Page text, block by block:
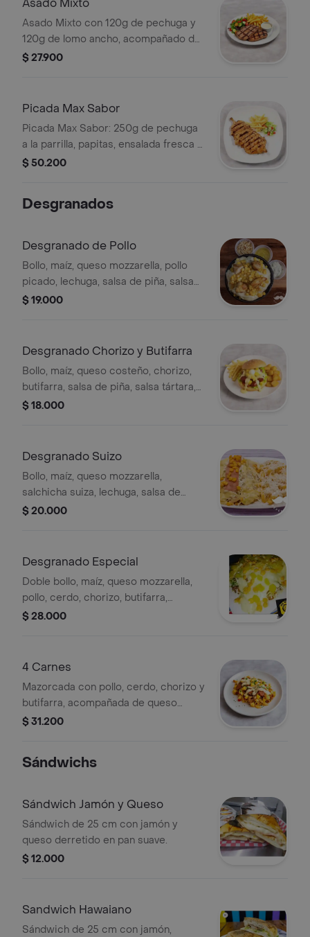
Asado Mixto
Asado Mixto con 120g de pechuga y
120g de lomo ancho, acompañado de
papas fritas, ensalada fresca y salsa
$ 27.900
Picada Max Sabor
Picada Max Sabor: 250g de pechuga
a la parrilla, papitas, ensalada fresca y
salsa de la casa.
$ 50.200
Desgranados
Desgranado de Pollo
Bollo, maíz, queso mozzarella, pollo
picado, lechuga, salsa de piña, salsa
tártara y papa fosforito.
$ 19.000
Desgranado Chorizo y Butifarra
Bollo, maíz, queso costeño, chorizo,
butifarra, salsa de piña, salsa tártara,
lechuga, queso mozzarella y papa
$ 18.000
Desgranado Suizo
Bollo, maíz, queso mozzarella,
salchicha suiza, lechuga, salsa de
piña, salsa tártara y papa fosforito.
$ 20.000
Desgranado Especial
Doble bollo, maíz, queso mozzarella,
pollo, cerdo, chorizo, butifarra,
trocitos de piña, lechuga, salsa
$ 28.000
4 Carnes
Mazorcada con pollo, cerdo, chorizo y
butifarra, acompañada de queso
costeño, mozzarella, maíz, lechuga,
$ 31.200
Sándwichs
Sándwich Jamón y Queso
Sándwich de 25 cm con jamón y
queso derretido en pan suave.
$ 12.000
Sandwich Hawaiano
Sándwich de 25 cm con jamón,